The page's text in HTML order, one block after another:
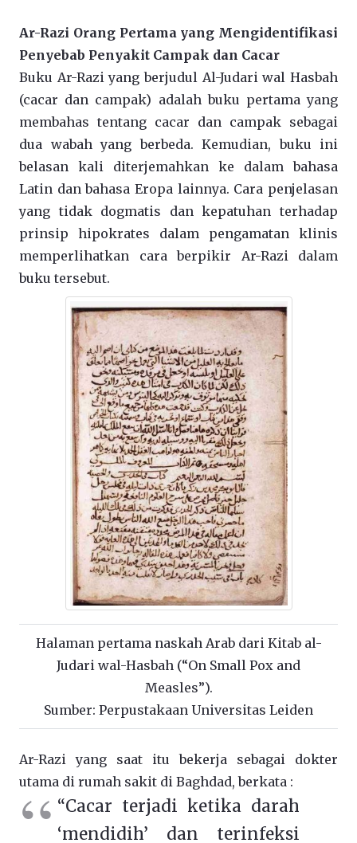
Ar-Razi Orang Pertama yang Mengidentifikasi
Penyebab Penyakit Campak dan Cacar
Buku Ar-Razi yang berjudul Al-Judari wal Hasbah
(cacar dan campak) adalah buku pertama yang
membahas tentang cacar dan campak sebagai
dua wabah yang berbeda. Kemudian, buku ini
belasan kali diterjemahkan ke dalam bahasa
Latin dan bahasa Eropa lainnya. Cara penjelasan
yang tidak dogmatis dan kepatuhan terhadap
prinsip hipokrates dalam pengamatan klinis
memperlihatkan cara berpikir Ar-Razi dalam
buku tersebut.
Halaman pertama naskah Arab dari Kitab al-
Judari wal-Hasbah (“On Small Pox and
Measles”).
Sumber: Perpustakaan Universitas Leiden
Ar-Razi yang saat itu bekerja sebagai dokter
utama di rumah sakit di Baghdad, berkata :
“Cacar terjadi ketika darah
‘mendidih’ dan terinfeksi